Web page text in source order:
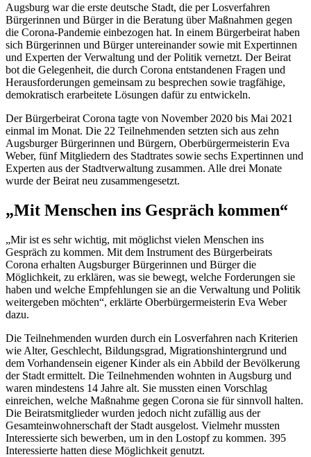
Augsburg war die erste deutsche Stadt, die per Losverfahren
Bürgerinnen und Bürger in die Beratung über Maßnahmen gegen
die Corona-Pandemie einbezogen hat. In einem Bürgerbeirat haben
sich Bürgerinnen und Bürger untereinander sowie mit Expertinnen
und Experten der Verwaltung und der Politik vernetzt. Der Beirat
bot die Gelegenheit, die durch Corona entstandenen Fragen und
Herausforderungen gemeinsam zu besprechen sowie tragfähige,
demokratisch erarbeitete Lösungen dafür zu entwickeln.
Der Bürgerbeirat Corona tagte von November 2020 bis Mai 2021
einmal im Monat. Die 22 Teilnehmenden setzten sich aus zehn
Augsburger Bürgerinnen und Bürgern, Oberbürgermeisterin Eva
Weber, fünf Mitgliedern des Stadtrates sowie sechs Expertinnen und
Experten aus der Stadtverwaltung zusammen. Alle drei Monate
wurde der Beirat neu zusammengesetzt.
„Mit Menschen ins Gespräch kommen“
„Mir ist es sehr wichtig, mit möglichst vielen Menschen ins
Gespräch zu kommen. Mit dem Instrument des Bürgerbeirats
Corona erhalten Augsburger Bürgerinnen und Bürger die
Möglichkeit, zu erklären, was sie bewegt, welche Forderungen sie
haben und welche Empfehlungen sie an die Verwaltung und Politik
weitergeben möchten“, erklärte Oberbürgermeisterin Eva Weber
dazu.
Die Teilnehmenden wurden durch ein Losverfahren nach Kriterien
wie Alter, Geschlecht, Bildungsgrad, Migrationshintergrund und
dem Vorhandensein eigener Kinder als ein Abbild der Bevölkerung
der Stadt ermittelt. Die Teilnehmenden wohnten in Augsburg und
waren mindestens 14 Jahre alt. Sie mussten einen Vorschlag
einreichen, welche Maßnahme gegen Corona sie für sinnvoll halten.
Die Beiratsmitglieder wurden jedoch nicht zufällig aus der
Gesamteinwohnerschaft der Stadt ausgelost. Vielmehr mussten
Interessierte sich bewerben, um in den Lostopf zu kommen. 395
Interessierte hatten diese Möglichkeit genutzt.